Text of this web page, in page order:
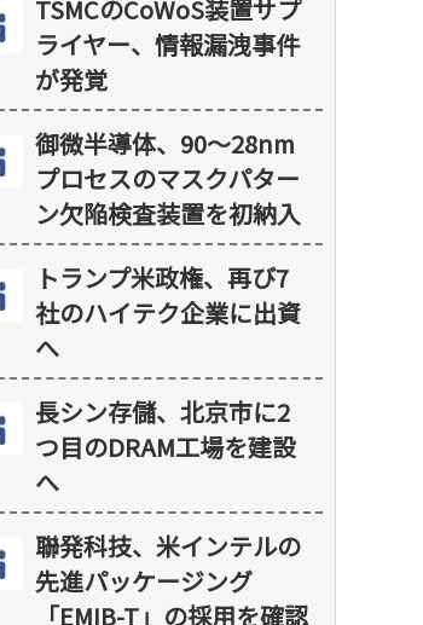
TSMCのCoWoS装置サプ
ライヤー、情報漏洩事件
が発覚
御微半導体、90～28nm
プロセスのマスクパター
ン欠陥検査装置を初納入
トランプ米政権、再び7
社のハイテク企業に出資
へ
長シン存儲、北京市に2
つ目のDRAM工場を建設
へ
聯発科技、米インテルの
先進パッケージング
「EMIB-T」の採用を確認